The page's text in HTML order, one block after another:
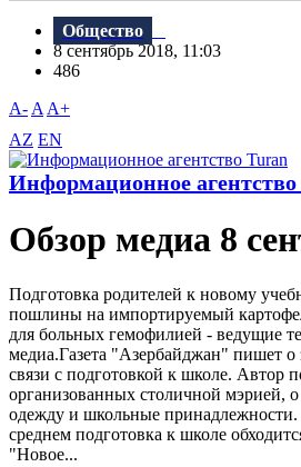
Общество
8 сентябрь 2018, 11:03
486
A- A A+
AZ EN
Информационное агентство
Обзор медиа 8
Подготовка родителей к новому
пошлины на импортируемый
для больных гемофилией - ведущие
медиа.Газета "Aзербайджан" пишет о
связи с подготовкой к школе. Автор
организованных столичной мэрией,
одежду и школьные
среднем подготовка к школе
"Новое...